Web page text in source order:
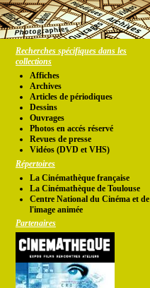
Recherches spécifiques dans les
collections
Affiches
Archives
Articles de périodiques
Dessins
Ouvrages
Photos en accés réservé
Revues de presse
Vidéos (DVD et VHS)
Répertoires
La Cinémathèque française
La Cinémathèque de Toulouse
Centre National du Cinéma et de
l'image animée
Partenaires